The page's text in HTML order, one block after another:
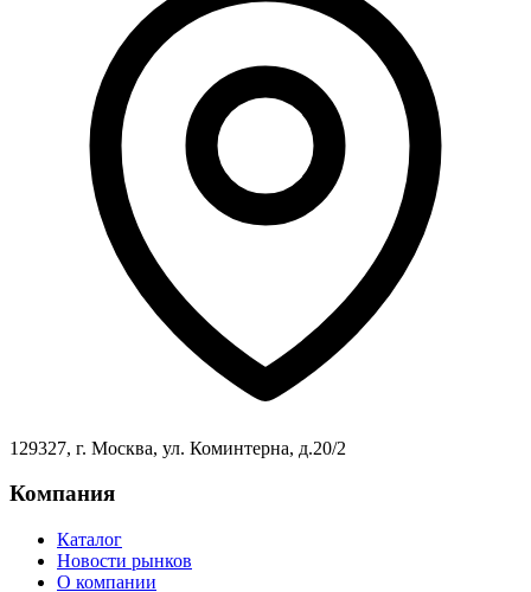
129327, г. Москва, ул. Коминтерна, д.20/2
Компания
Каталог
Новости рынков
О компании